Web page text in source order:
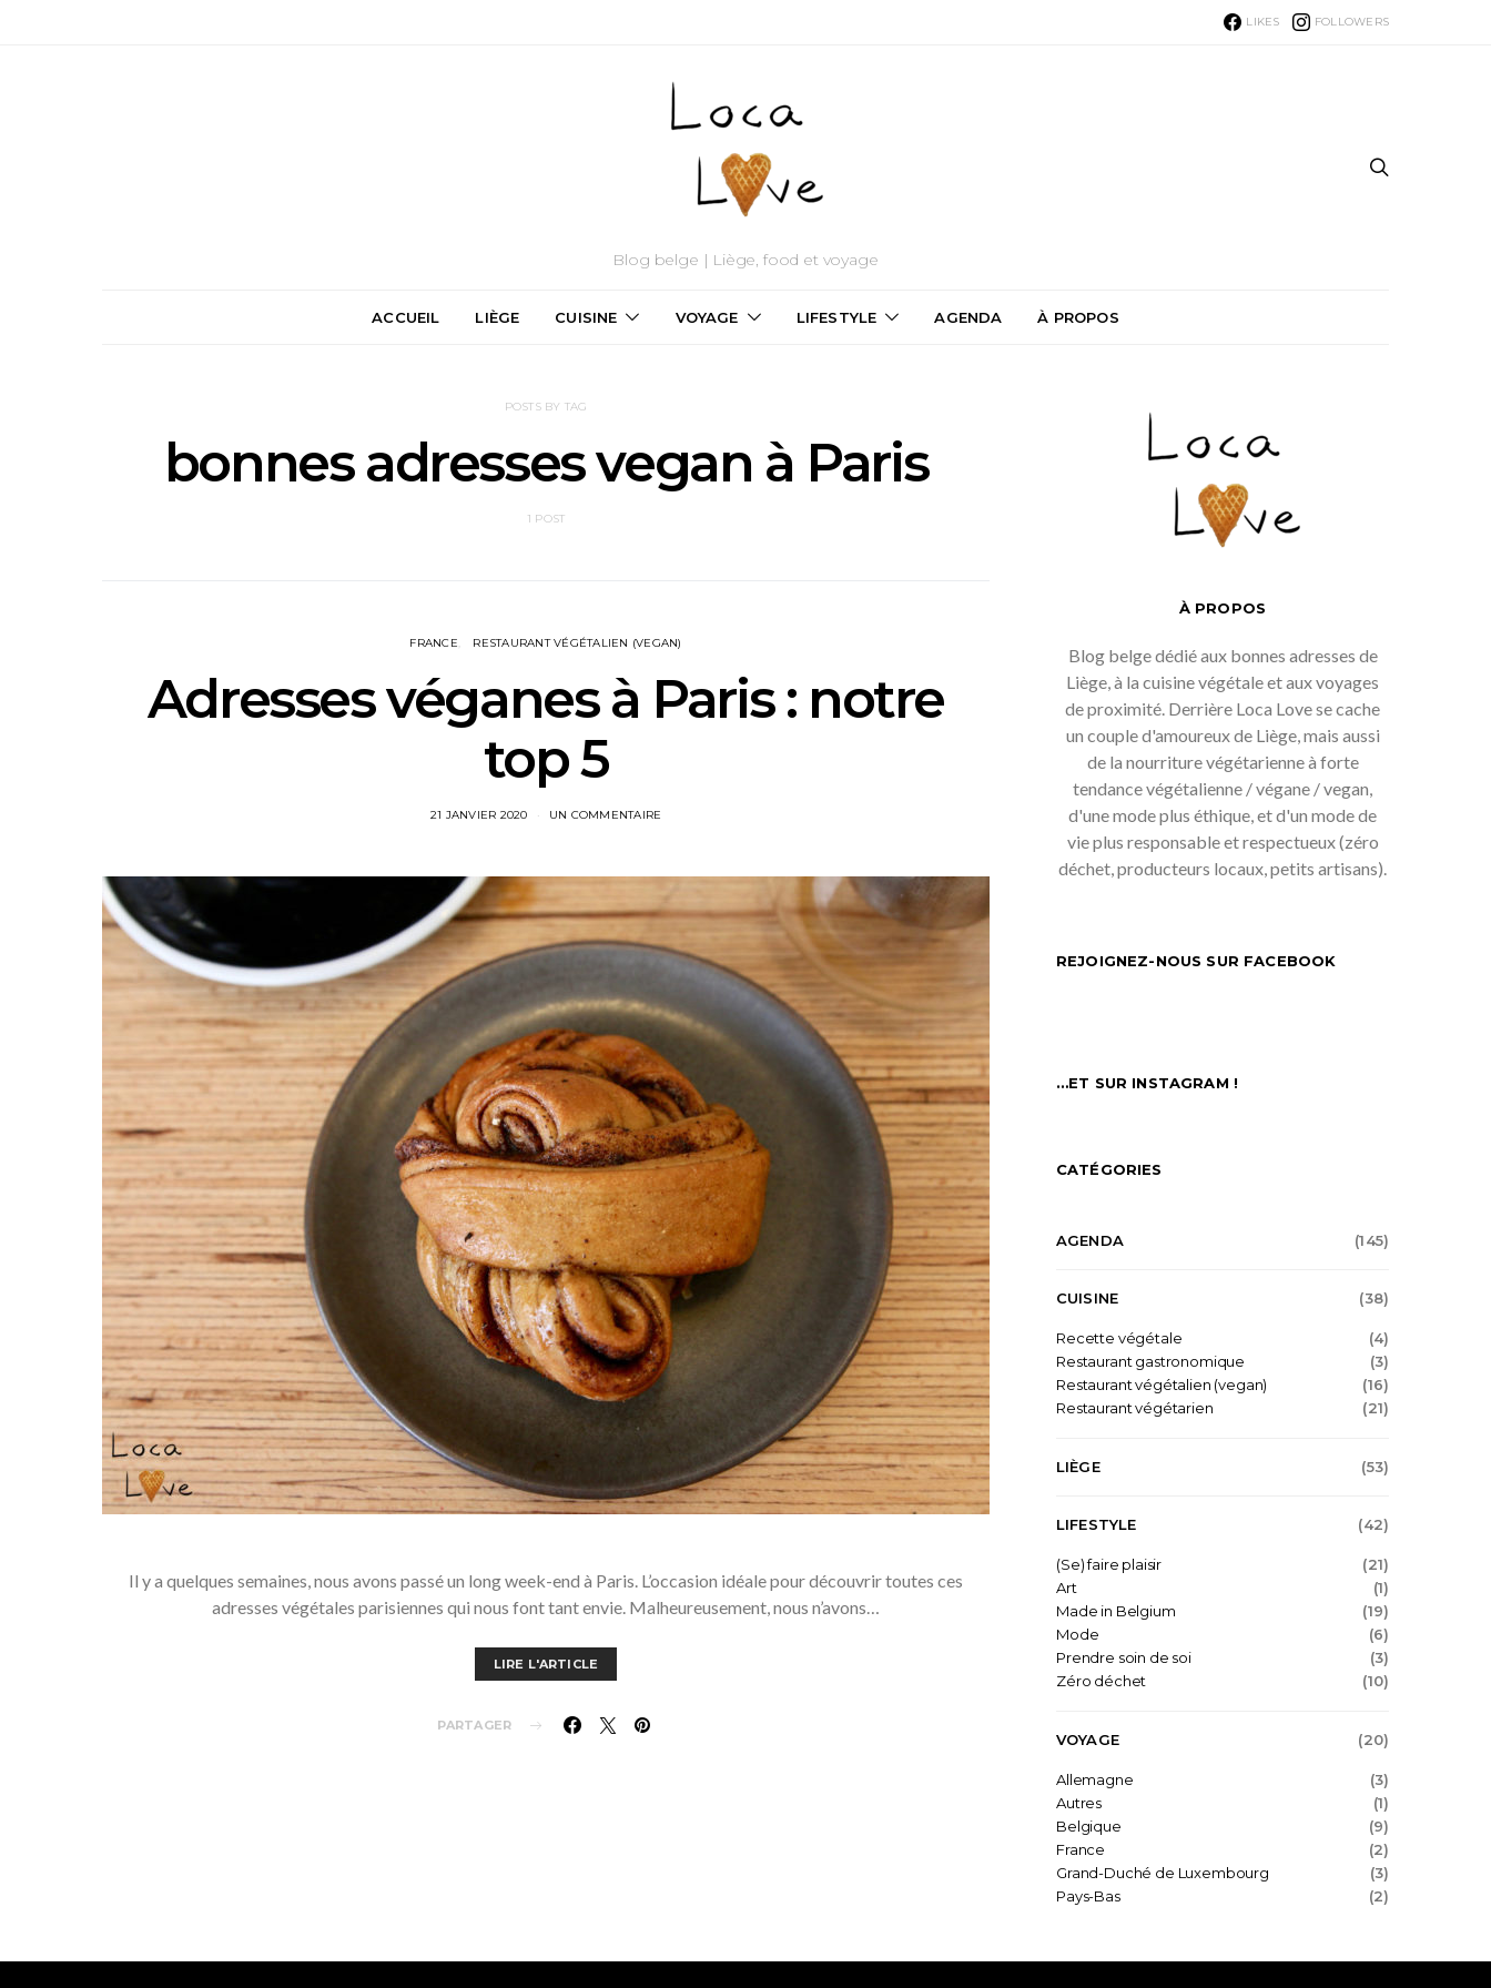
LIKES FOLLOWERS
Blog belge | Liège, food et voyage
ACCUEIL LIÈGE CUISINE VOYAGE LIFESTYLE AGENDA À PROPOS
POSTS BY TAG
bonnes adresses vegan à Paris
1 POST
FRANCE RESTAURANT VÉGÉTALIEN (VEGAN)
Adresses véganes à Paris : notre
top 5
21 JANVIER 2020 UN COMMENTAIRE
Il y a quelques semaines, nous avons passé un long week-end à Paris. L’occasion idéale pour découvrir toutes ces
adresses végétales parisiennes qui nous font tant envie. Malheureusement, nous n’avons…
LIRE L'ARTICLE
PARTAGER
À PROPOS
Blog belge dédié aux bonnes adresses de
Liège, à la cuisine végétale et aux voyages
de proximité. Derrière Loca Love se cache
un couple d'amoureux de Liège, mais aussi
de la nourriture végétarienne à forte
tendance végétalienne / végane / vegan,
d'une mode plus éthique, et d'un mode de
vie plus responsable et respectueux (zéro
déchet, producteurs locaux, petits artisans).
REJOIGNEZ-NOUS SUR FACEBOOK
…ET SUR INSTAGRAM !
CATÉGORIES
AGENDA (145)
CUISINE (38)
Recette végétale
(4)
Restaurant gastronomique
(3)
Restaurant végétalien (vegan)
(16)
Restaurant végétarien
(21)
LIÈGE (53)
LIFESTYLE (42)
(Se) faire plaisir
(21)
Art
(1)
Made in Belgium
(19)
Mode
(6)
Prendre soin de soi
(3)
Zéro déchet
(10)
VOYAGE (20)
Allemagne
(3)
Autres
(1)
Belgique
(9)
France
(2)
Grand-Duché de Luxembourg
(3)
Pays-Bas
(2)